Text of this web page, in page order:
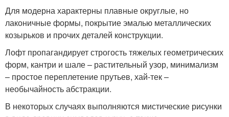
Для модерна характерны плавные округлые, но
лаконичные формы, покрытие эмалью металлических
козырьков и прочих деталей конструкции.
Лофт пропагандирует строгость тяжелых геометрических
форм, кантри и шале – растительный узор, минимализм
– простое переплетение прутьев, хай-тек –
необычайность абстракции.
В некоторых случаях выполняются мистические рисунки